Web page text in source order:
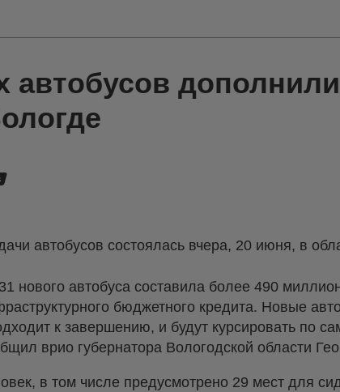
автобусов
автобусов состоялась вчера, 20 июня, в
нового автобуса составила более 490
бюджетного кредита. Новые
к завершению, и будут курсировать по
врио губернатора Вологодской области
в том числе предусмотрено 29 мест для